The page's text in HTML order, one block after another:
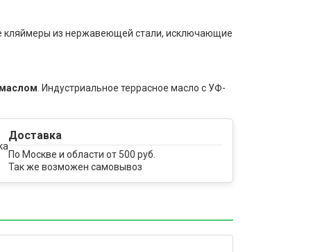
кляймеры из нержавеющей стали, исключающие
. Индустриальное террасное масло с УФ-
Доставка
По Москве и области от 500 руб.
Так же возможен самовывоз